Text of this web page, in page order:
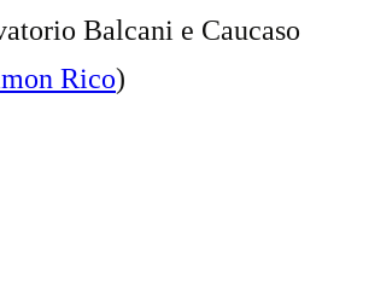
Balcani e Caucaso
Rico)